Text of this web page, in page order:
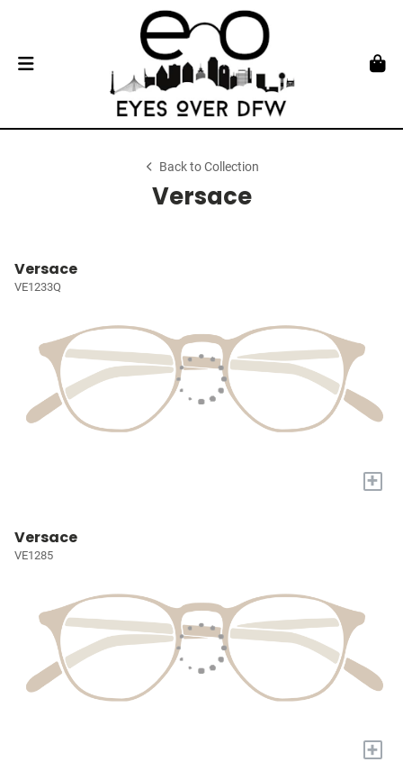
Back to Collection
Versace
Versace
VE1233Q
+
Versace
VE1285
+